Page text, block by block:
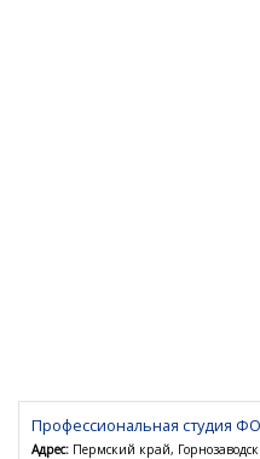
Профессиональная студия
Адрес: Пермский край,